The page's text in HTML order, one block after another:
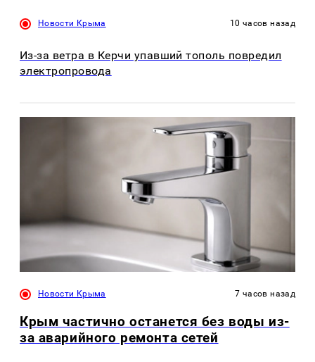
Новости Крыма 10 часов назад
Из-за ветра в Керчи упавший тополь повредил
электропровода
Новости Крыма 7 часов назад
Крым частично останется без воды из-
за аварийного ремонта сетей